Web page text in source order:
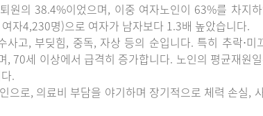
원의 38.4%이었으며, 이중 여자노인이 63%를 차지
자4,230명)으로 여자가 남자보다 1.3배 높았습니다.
고, 부딪힘, 중독, 자상 등의 순입니다. 특히 추락⋅미
70세 이상에서 급격히 증가합니다. 노인의 평균재원일
.
으로, 의료비 부담을 야기하며 장기적으로 체력 손실,